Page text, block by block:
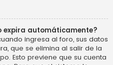
expira automáticamente?
ingresa al foro, sus datos
que se elimina al salir de la
Esto previene que su cuenta